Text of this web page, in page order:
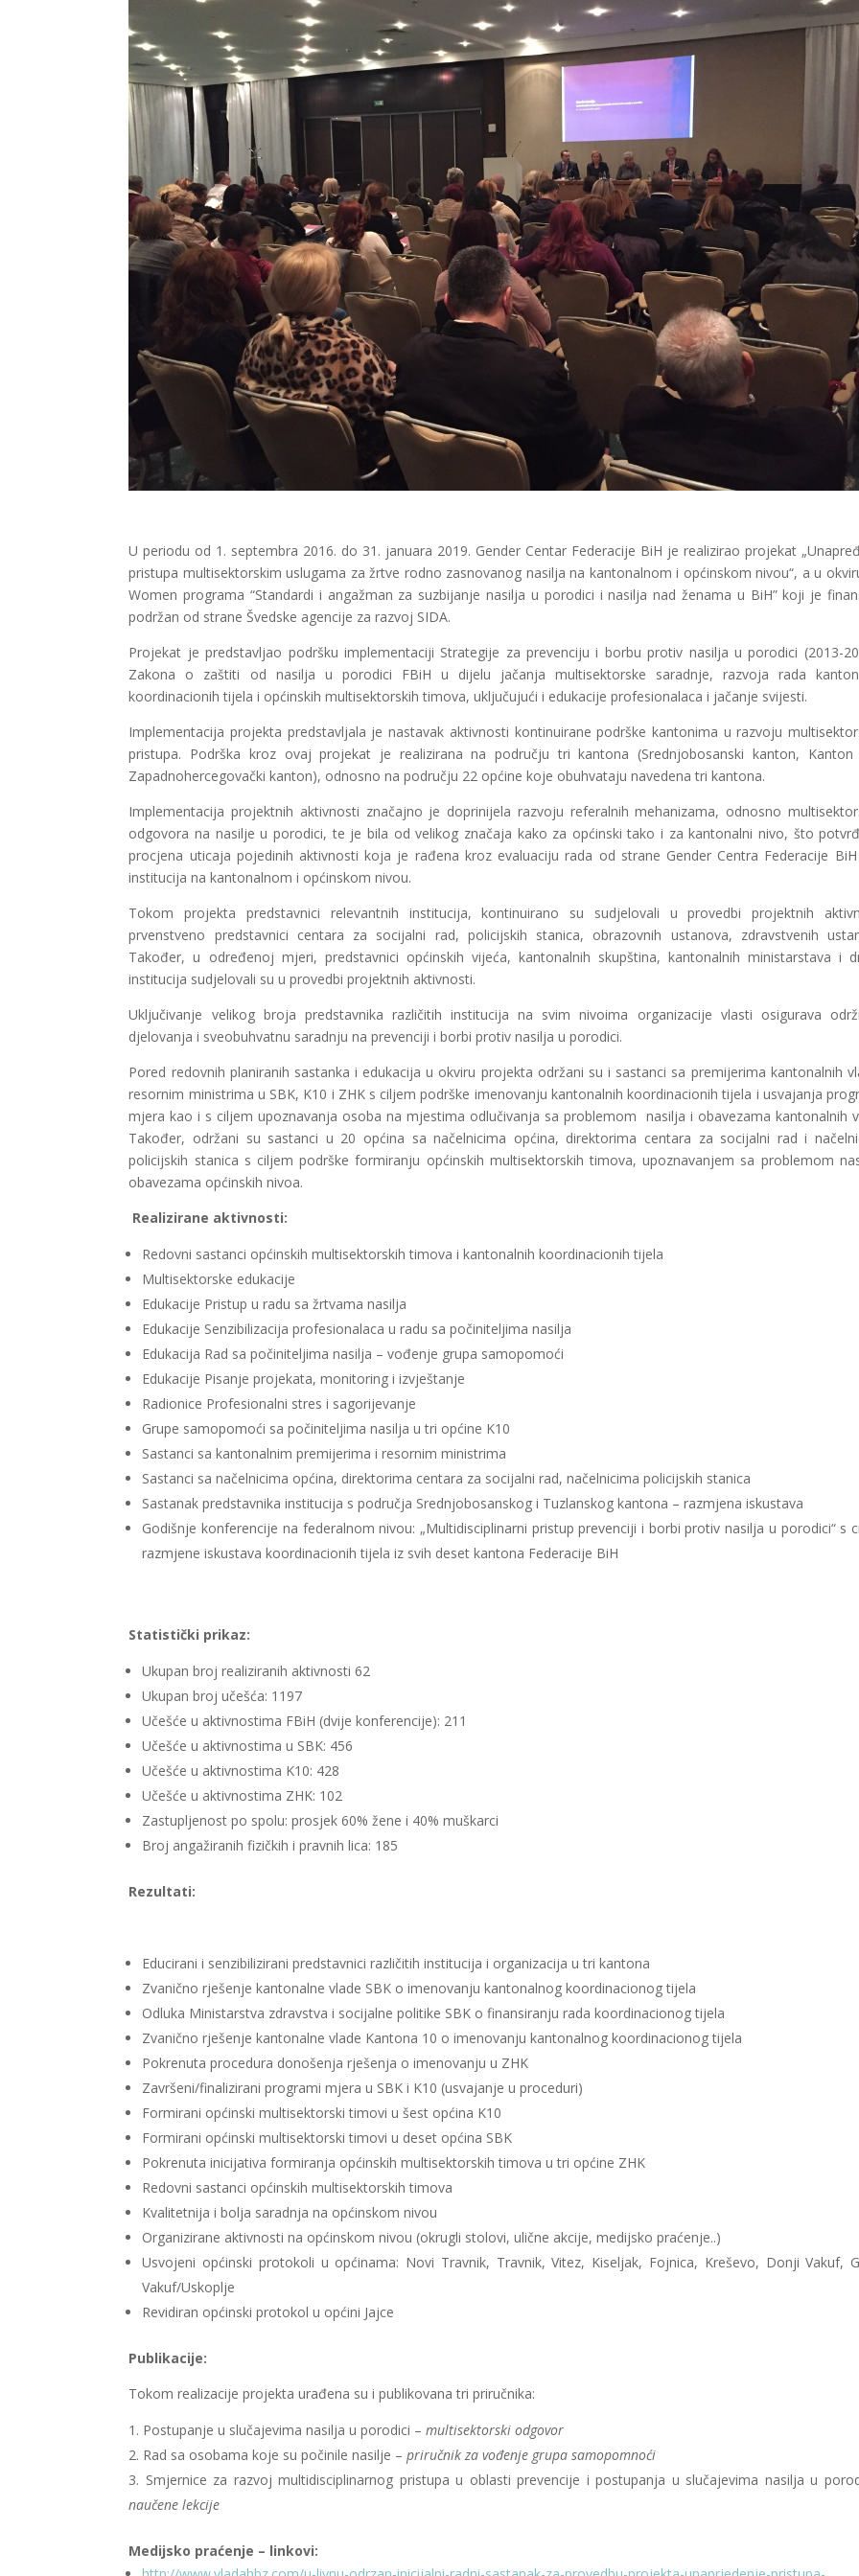
U periodu od 1. septembra 2016. do 31. januara 2019. Gender Centar Federacije BiH je realizirao projekat
pristupa multisektorskim uslugama za žrtve rodno zasnovanog nasilja na kantonalnom i općinskom nivou“, a u
Women programa “Standardi i angažman za suzbijanje nasilja u porodici i nasilja nad ženama u BiH” koji je
podržan od strane Švedske agencije za razvoj SIDA.
Projekat je predstavljao podršku implementaciji Strategije za prevenciju i borbu protiv nasilja u porodici (2013-
Zakona o zaštiti od nasilja u porodici FBiH u dijelu jačanja multisektorske saradnje, razvoja rada
koordinacionih tijela i općinskih multisektorskih timova, uključujući i edukacije profesionalaca i jačanje svijesti.
Implementacija projekta predstavljala je nastavak aktivnosti kontinuirane podrške kantonima u razvoju
pristupa. Podrška kroz ovaj projekat je realizirana na području tri kantona (Srednjobosanski kanton,
Zapadnohercegovački kanton), odnosno na području 22 općine koje obuhvataju navedena tri kantona.
Implementacija projektnih aktivnosti značajno je doprinijela razvoju referalnih mehanizama, odnosno
odgovora na nasilje u porodici, te je bila od velikog značaja kako za općinski tako i za kantonalni nivo, što
procjena uticaja pojedinih aktivnosti koja je rađena kroz evaluaciju rada od strane Gender Centra Federacije
institucija na kantonalnom i općinskom nivou.
Tokom projekta predstavnici relevantnih institucija, kontinuirano su sudjelovali u provedbi projektnih
prvenstveno predstavnici centara za socijalni rad, policijskih stanica, obrazovnih ustanova, zdravstvenih
Također, u određenoj mjeri, predstavnici općinskih vijeća, kantonalnih skupština, kantonalnih ministarstava i
institucija sudjelovali su u provedbi projektnih aktivnosti.
Uključivanje velikog broja predstavnika različitih institucija na svim nivoima organizacije vlasti osigurava
djelovanja i sveobuhvatnu saradnju na prevenciji i borbi protiv nasilja u porodici.
Pored redovnih planiranih sastanka i edukacija u okviru projekta održani su i sastanci sa premijerima kantonalnih
resornim ministrima u SBK, K10 i ZHK s ciljem podrške imenovanju kantonalnih koordinacionih tijela i usvajanja
mjera kao i s ciljem upoznavanja osoba na mjestima odlučivanja sa problemom nasilja i obavezama kantonalnih
Također, održani su sastanci u 20 općina sa načelnicima općina, direktorima centara za socijalni rad i
policijskih stanica s ciljem podrške formiranju općinskih multisektorskih timova, upoznavanjem sa problemom
obavezama općinskih nivoa.
Realizirane aktivnosti:
Redovni sastanci općinskih multisektorskih timova i kantonalnih koordinacionih tijela
Multisektorske edukacije
Edukacije Pristup u radu sa žrtvama nasilja
Edukacije Senzibilizacija profesionalaca u radu sa počiniteljima nasilja
Edukacija Rad sa počiniteljima nasilja – vođenje grupa samopomoći
Edukacije Pisanje projekata, monitoring i izvještanje
Radionice Profesionalni stres i sagorijevanje
Grupe samopomoći sa počiniteljima nasilja u tri općine K10
Sastanci sa kantonalnim premijerima i resornim ministrima
Sastanci sa načelnicima općina, direktorima centara za socijalni rad, načelnicima policijskih stanica
Sastanak predstavnika institucija s područja Srednjobosanskog i Tuzlanskog kantona – razmjena iskustava
Godišnje konferencije na federalnom nivou: „Multidisciplinarni pristup prevenciji i borbi protiv nasilja u porodici“ s
razmjene iskustava koordinacionih tijela iz svih deset kantona Federacije BiH
Statistički prikaz:
Ukupan broj realiziranih aktivnosti 62
Ukupan broj učešća: 1197
Učešće u aktivnostima FBiH (dvije konferencije): 211
Učešće u aktivnostima u SBK: 456
Učešće u aktivnostima K10: 428
Učešće u aktivnostima ZHK: 102
Zastupljenost po spolu: prosjek 60% žene i 40% muškarci
Broj angažiranih fizičkih i pravnih lica: 185
Rezultati:
Educirani i senzibilizirani predstavnici različitih institucija i organizacija u tri kantona
Zvanično rješenje kantonalne vlade SBK o imenovanju kantonalnog koordinacionog tijela
Odluka Ministarstva zdravstva i socijalne politike SBK o finansiranju rada koordinacionog tijela
Zvanično rješenje kantonalne vlade Kantona 10 o imenovanju kantonalnog koordinacionog tijela
Pokrenuta procedura donošenja rješenja o imenovanju u ZHK
Završeni/finalizirani programi mjera u SBK i K10 (usvajanje u proceduri)
Formirani općinski multisektorski timovi u šest općina K10
Formirani općinski multisektorski timovi u deset općina SBK
Pokrenuta inicijativa formiranja općinskih multisektorskih timova u tri općine ZHK
Redovni sastanci općinskih multisektorskih timova
Kvalitetnija i bolja saradnja na općinskom nivou
Organizirane aktivnosti na općinskom nivou (okrugli stolovi, ulične akcije, medijsko praćenje..)
Usvojeni općinski protokoli u općinama: Novi Travnik, Travnik, Vitez, Kiseljak, Fojnica, Kreševo, Donji Vakuf,
Vakuf/Uskoplje
Revidiran općinski protokol u općini Jajce
Publikacije:
Tokom realizacije projekta urađena su i publikovana tri priručnika:
Postupanje u slučajevima nasilja u porodici –multisektorski odgovor
Rad sa osobama koje su počinile nasilje –priručnik za vođenje grupa samopomnoći
Smjernice za razvoj multidisciplinarnog pristupa u oblasti prevencije i postupanja u slučajevima nasilja u
naučene lekcije
Medijsko praćenje – linkovi: